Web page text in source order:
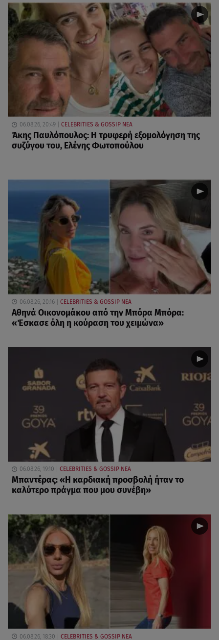
06.08.26, 20:49 CELEBRITIES & GOSSIP ΝΕΑ
Άκης Παυλόπουλος: Η τρυφερή εξομολόγηση της
συζύγου του, Ελένης Φωτοπούλου
06.08.26, 20:16 CELEBRITIES & GOSSIP ΝΕΑ
Αθηνά Οικονομάκου από την Μπόρα Μπόρα:
«Έσκασε όλη η κούραση του χειμώνα»
06.08.26, 19:10 CELEBRITIES & GOSSIP ΝΕΑ
Μπαντέρας: «Η καρδιακή προσβολή ήταν το
καλύτερο πράγμα που μου συνέβη»
06.08.26, 18:30 CELEBRITIES & GOSSIP ΝΕΑ